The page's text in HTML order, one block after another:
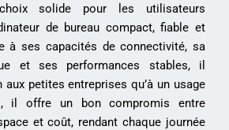
solide pour les utilisateurs
de bureau compact, fiable et
à ses capacités de connectivité, sa
et ses performances stables, il
petites entreprises qu’à un usage
il offre un bon compromis entre
et coût, rendant chaque journée